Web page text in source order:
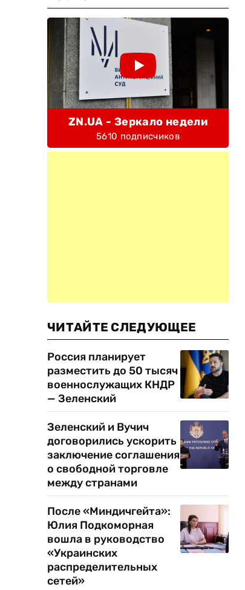
ZN.UA - Зеркало недели
5610 подписчиков
ЧИТАЙТЕ СЛЕДУЮЩЕЕ
Россия планирует
разместить до 50 тысяч
военнослужащих КНДР
— Зеленский
Зеленский и Вучич
договорились ускорить
заключение соглашения
о свободной торговле
между странами
После «Миндичгейта»:
Юлия Подкоморная
вошла в руководство
«Украинских
распределительных
сетей»